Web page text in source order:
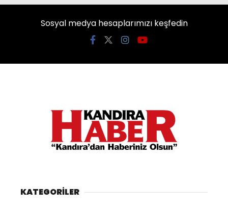
Sosyal medya hesaplarımızı keşfedin
KATEGORİLER